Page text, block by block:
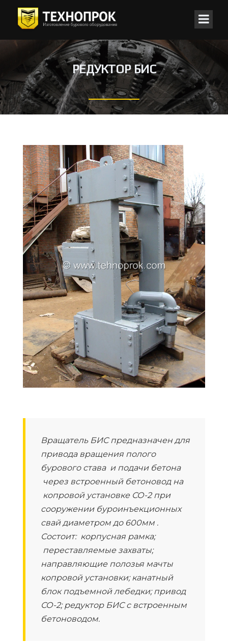
РЕДУКТОР БИС
Вращатель БИС предназначен для
привода вращения полого
бурового става и подачи бетона
через встроенный бетоновод на
копровой установке СО-2 при
сооружении буроинъекционных
свай диаметром до 600мм .
Состоит: корпусная рамка;
переставляемые захваты;
направляющие полозья мачты
копровой установки; канатный
блок подъемной лебедки; привод
СО-2; редуктор БИС с встроенным
бетоноводом.